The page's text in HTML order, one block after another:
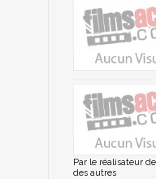
Par le réalisateur
des autres